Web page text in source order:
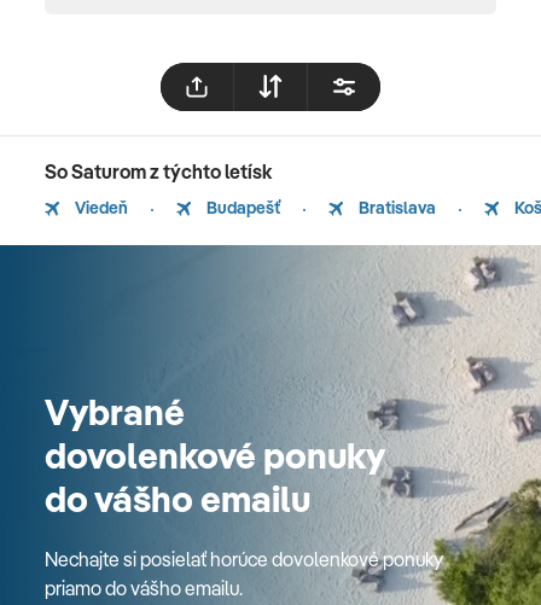
So Saturom z týchto letísk
Viedeň Budapešť Bratislava
Vybrané
dovolenkové ponuky
do vášho emailu
Nechajte si posielať horúce dovolenkové ponuky
priamo do vášho emailu.